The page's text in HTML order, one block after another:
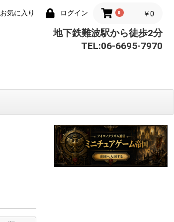
お気に入り ログイン 0 ￥0
地下鉄難波駅から徒歩2分
TEL:06-6695-7970